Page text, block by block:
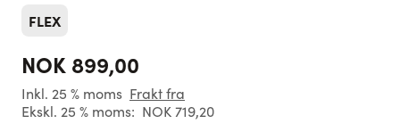
FLEX
NOK 899,00
Inkl. 25 % moms Frakt fra
Ekskl. 25 % moms: NOK 719,20